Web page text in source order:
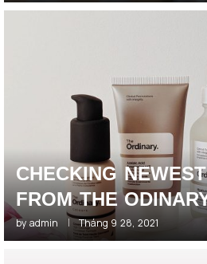
CHECKING
FROM THE
by admin Tháng 9 28, 2021